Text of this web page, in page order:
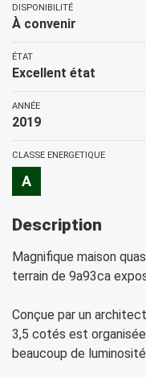
DISPONIBILITÉ
À convenir
ÉTAT
Excellent état
ANNÉE
2019
CLASSE ENERGETIQUE
A
Description
Magnifique maison
terrain de 9a93ca
Conçue par un
3,5 cotés est
beaucoup de